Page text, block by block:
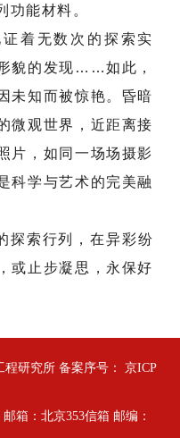
功能材料。
着无数次的探索实
貌的发现……如此，
未知而被惊艳。昏暗
微观世界，近距离接
片，如同一场场摄影
科学与艺术的完美融
探索行列，在异彩纷
或止步凝思，永保好
程研究所 备案序号： 京ICP
箱：北京353信箱 邮编：